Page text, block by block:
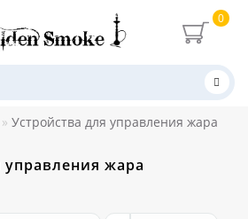
0
Устройства для управления жара
управления жара